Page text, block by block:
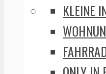
KLEINE